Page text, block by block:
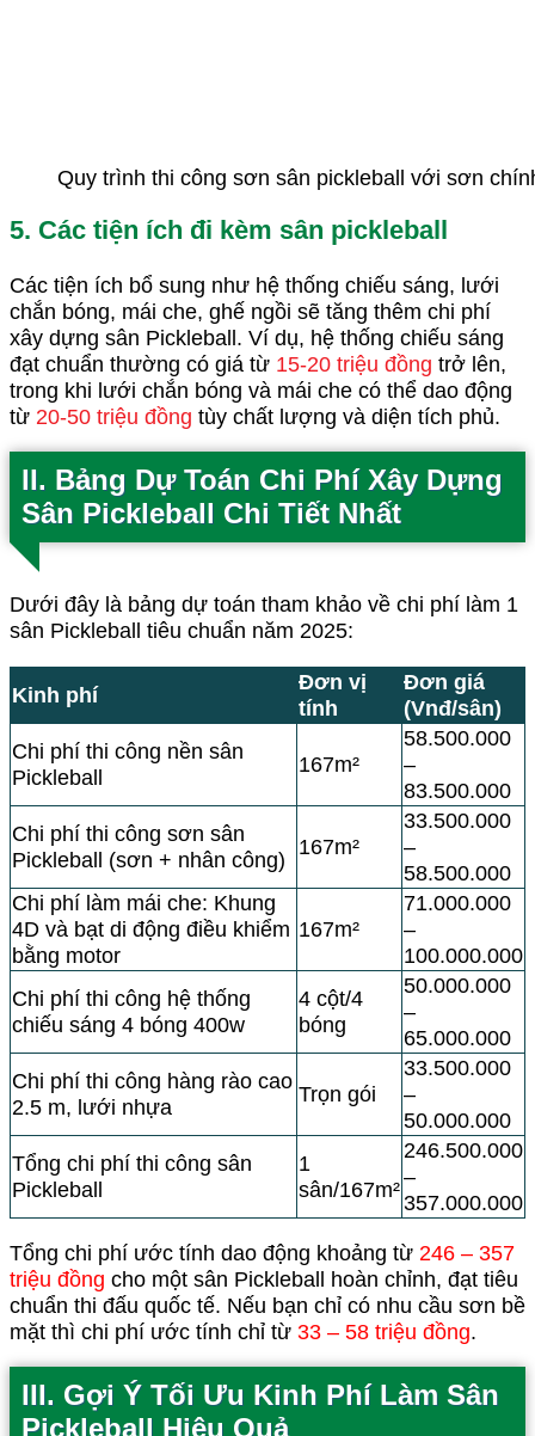
Quy trình thi công sơn sân pickleball với sơn
5. Các tiện ích đi kèm sân pickleball
Các tiện ích bổ sung như hệ thống chiếu sáng, lưới
chắn bóng, mái che, ghế ngồi sẽ tăng thêm chi phí
xây dựng sân Pickleball. Ví dụ, hệ thống chiếu sáng
đạt chuẩn thường có giá từ 15-20 triệu đồng trở lên,
trong khi lưới chắn bóng và mái che có thể dao động
từ 20-50 triệu đồng tùy chất lượng và diện tích phủ.
II. Bảng Dự Toán Chi Phí Xây Dựng
Sân Pickleball Chi Tiết Nhất
Dưới đây là bảng dự toán tham khảo về chi phí làm 1
sân Pickleball tiêu chuẩn năm 2025:
Kinh phí
Đơn vị
tính
Đơn giá
(Vnđ/sân)
Chi phí thi công nền sân
Pickleball
167m²
58.500.000
–
83.500.000
Chi phí thi công sơn sân
Pickleball (sơn + nhân công)
167m²
33.500.000
–
58.500.000
Chi phí làm mái che: Khung
4D và bạt di động điều khiểm
bằng motor
167m²
71.000.000
–
100.000.000
Chi phí thi công hệ thống
chiếu sáng 4 bóng 400w
4 cột/4
bóng
50.000.000
–
65.000.000
Chi phí thi công hàng rào cao
2.5 m, lưới nhựa
Trọn gói
33.500.000
–
50.000.000
Tổng chi phí thi công sân
Pickleball
1
sân/167m²
246.500.000
–
357.000.000
Tổng chi phí ước tính dao động khoảng từ 246 – 357
triệu đồng cho một sân Pickleball hoàn chỉnh, đạt tiêu
chuẩn thi đấu quốc tế. Nếu bạn chỉ có nhu cầu sơn bề
mặt thì chi phí ước tính chỉ từ 33 – 58 triệu đồng.
III. Gợi Ý Tối Ưu Kinh Phí Làm Sân
Pickleball Hiệu Quả